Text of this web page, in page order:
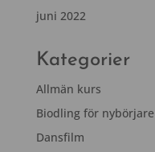
juni 2022
Kategorier
Allmän kurs
Biodling för nybörjare
Dansfilm